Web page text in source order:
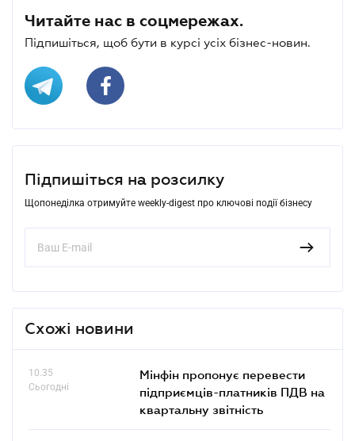
Читайте нас в соцмережах.
Підпишіться, щоб бути в курсі усіх бізнес-новин.
Підпишіться на розсилку
Щопонеділка отримуйте weekly-digest про ключові події бізнесу
Схожі новини
10.35
Сьогодні
Мінфін пропонує перевести
підприємців-платників ПДВ на
квартальну звітність